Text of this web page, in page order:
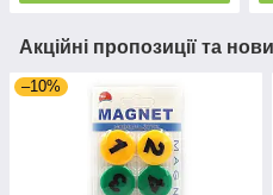
Акційні пропозиції та
–10%